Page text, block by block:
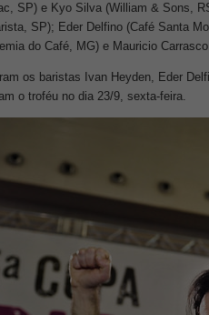
SP) e Kyo Silva (William & Sons,
SP); Eder Delfino (Café Santa
do Café, MG) e Mauricio
os baristas Ivan Heyden, Eder
o troféu no dia 23/9, sexta-feira.